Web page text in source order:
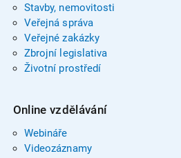
Stavby, nemovitosti
Veřejná správa
Veřejné zakázky
Zbrojní legislativa
Životní prostředí
Online vzdělávání
Webináře
Videozáznamy